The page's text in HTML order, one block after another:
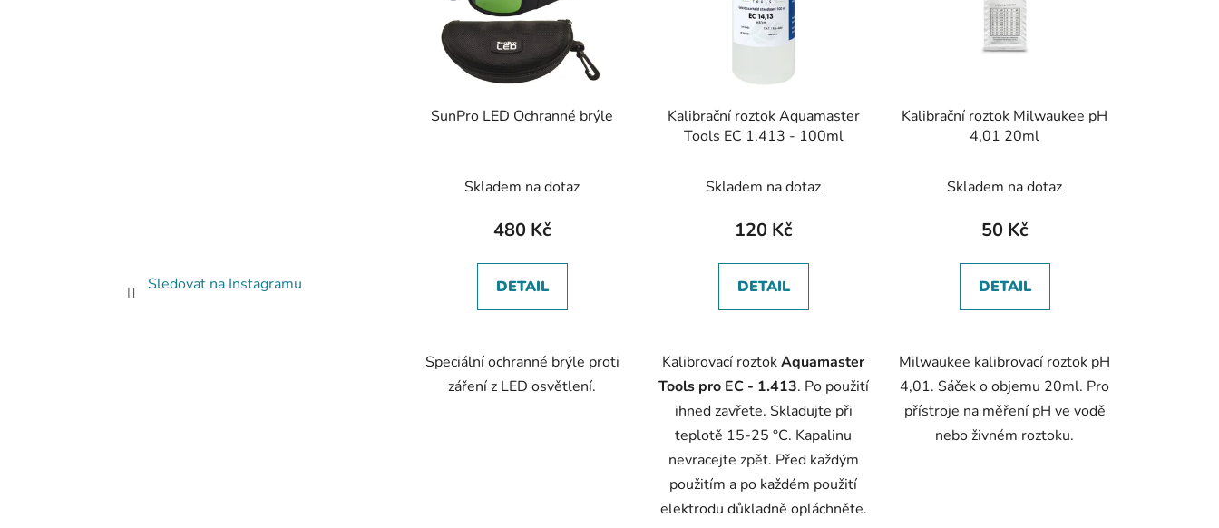
Sledovat na Instagramu
SunPro LED Ochranné brýle
Skladem na dotaz
480 Kč
DETAIL
Speciální ochranné brýle proti
záření z LED osvětlení.
Kalibrační roztok Aquamaster
Tools EC 1.413 - 100ml
Skladem na dotaz
120 Kč
DETAIL
Kalibrovací roztokAquamaster
Tools pro EC - 1.413. Po použití
ihned zavřete. Skladujte při
teplotě 15-25 °C. Kapalinu
nevracejte zpět. Před každým
použitím a po každém použití
elektrodu důkladně opláchněte.
Kalibrační roztok Milwaukee pH
4,01 20ml
Skladem na dotaz
50 Kč
DETAIL
Milwaukee kalibrovací roztok pH
4,01. Sáček o objemu 20ml. Pro
přístroje na měření pH ve vodě
nebo živném roztoku.